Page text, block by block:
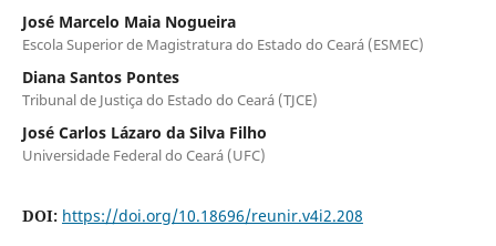
José Marcelo Maia Nogueira
Escola Superior de Magistratura do Estado do Ceará (ESMEC)
Diana Santos Pontes
Tribunal de Justiça do Estado do Ceará (TJCE)
José Carlos Lázaro da Silva Filho
Universidade Federal do Ceará (UFC)
DOI: https://doi.org/10.18696/reunir.v4i2.208